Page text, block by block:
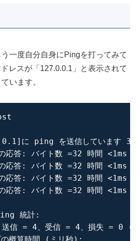
一度自分自身にPingを打ってみて
レスが「127.0.0.1」と表示されて
います。
に ping を送信しています 32
答: バイト数 =32 時間 <1ms
答: バイト数 =32 時間 <1ms
答: バイト数 =32 時間 <1ms
答: バイト数 =32 時間 <1ms
統計:
信 = 4、受信 = 4、損失 = 0